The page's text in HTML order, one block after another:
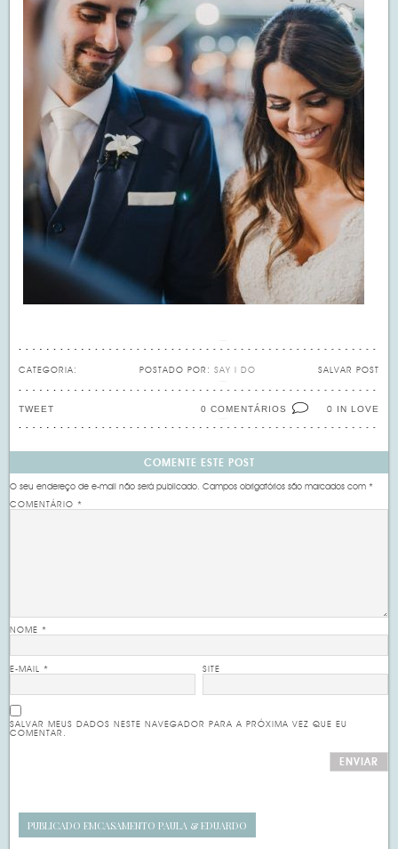
CATEGORIA: SALVAR POST
POSTADO POR: SAY I DO
0 IN LOVE
0 COMENTÁRIOS
TWEET
COMENTE ESTE POST
O seu endereço de e-mail não será publicado. Campos obrigatórios são marcados com*
COMENTÁRIO*
NOME*
E-MAIL* SITE
SALVAR MEUS DADOS NESTE NAVEGADOR PARA A PRÓXIMA VEZ QUE EU
COMENTAR.
PUBLICADO EMCASAMENTO PAULA & EDUARDO